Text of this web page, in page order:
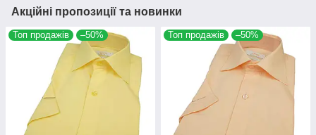
Акційні пропозиції та новинки
Топ продажів –50% Топ продажів –50%